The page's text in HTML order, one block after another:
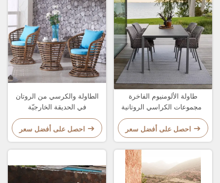
الطاولة والكرسي من الروتان
في الحديقة الخارجيّة
احصل على أفضل سعر
طاولة الألومنيوم الفاخرة
ومجموعات الكراسي الروتانية
لمجموعة طاولة طعام في الهواء
الطلق
احصل على أفضل سعر